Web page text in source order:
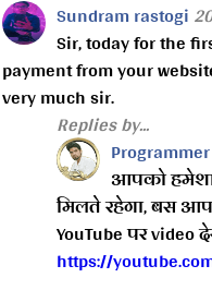
Sundram rastogi
Sir, today for the
payment from your
very much sir.
Replies by...
Programmer
आपको
मिलते रहेगा, बस
YouTube पर video
https://